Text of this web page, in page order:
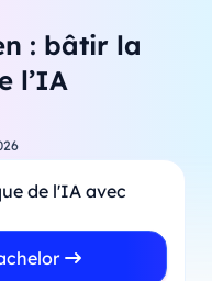
: bâtir la
l’IA
de l'IA avec